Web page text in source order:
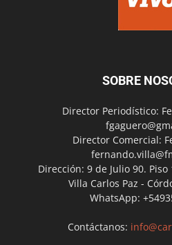
SOBRE
Director Periodístico:
Director Comercial:
Dirección: 9 de Julio 90. Piso
Villa Carlos Paz -
WhatsApp:
Contáctanos: